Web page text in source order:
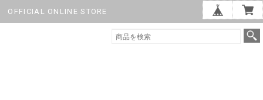
OFFICIAL ONLINE STORE